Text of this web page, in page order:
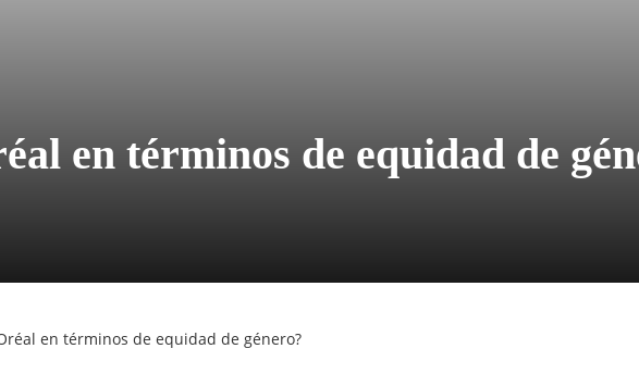
en términos de equidad de
en términos de equidad de género?